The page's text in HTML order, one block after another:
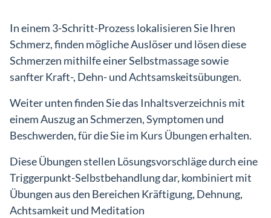
In einem 3-Schritt-Prozess lokalisieren Sie Ihren
Schmerz, finden mögliche Auslöser und lösen diese
Schmerzen mithilfe einer Selbstmassage sowie
sanfter Kraft-, Dehn- und Achtsamskeitsübungen.
Weiter unten finden Sie das Inhaltsverzeichnis mit
einem Auszug an Schmerzen, Symptomen und
Beschwerden, für die Sie im Kurs Übungen erhalten.
Diese Übungen stellen Lösungsvorschläge durch eine
Triggerpunkt-Selbstbehandlung dar, kombiniert mit
Übungen aus den Bereichen Kräftigung, Dehnung,
Achtsamkeit und Meditation